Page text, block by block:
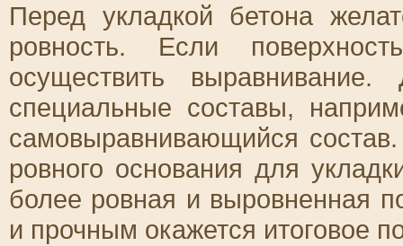
Перед укладкой бетона
ровность. Если
осуществить
специальные составы,
самовыравнивающийся
ровного основания для
более ровная и выровненная
и прочным окажется итоговое